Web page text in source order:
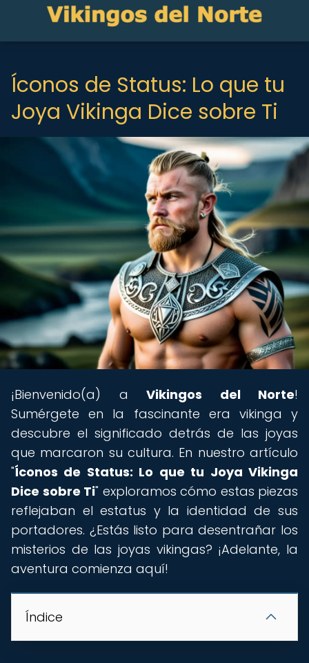
Íconos de Status: Lo que tu
Joya Vikinga Dice sobre Ti
¡Bienvenido(a) a Vikingos del Norte!
Sumérgete en la fascinante era vikinga y
descubre el significado detrás de las joyas
que marcaron su cultura. En nuestro artículo
"Íconos de Status: Lo que tu Joya Vikinga
Dice sobre Ti" exploramos cómo estas piezas
reflejaban el estatus y la identidad de sus
portadores. ¿Estás listo para desentrañar los
misterios de las joyas vikingas? ¡Adelante, la
aventura comienza aquí!
Índice